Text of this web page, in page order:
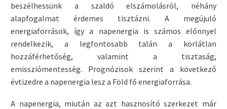
beszélhessünk a szaldó elszámolásról, néhány
alapfogalmat érdemes tisztázni. A megújuló
energiaforrások, így a napenergia is számos előnnyel
rendelkezik, a legfontosabb talán a korlátlan
hozzáférhetőség, valamint a tisztaság,
emissziómentesség. Prognózisok szerint a következő
évtizedre a napenergia lesz a Föld fő energiaforrása.
A napenergia, miután az azt hasznosító szerkezet már